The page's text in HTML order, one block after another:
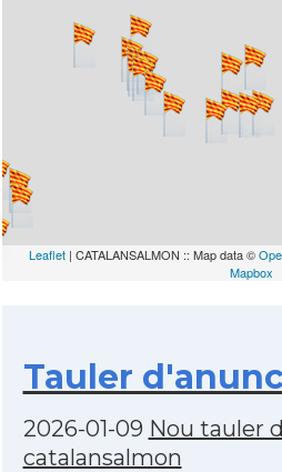
Leaflet| CATALANSALMON :: Map data ©
Mapbox
Tauler
2026-01-09 Nou tauler
catalansalmon